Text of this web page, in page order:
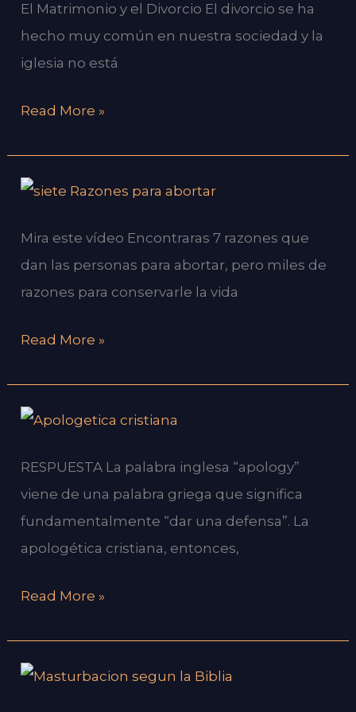
El Matrimonio y el Divorcio El divorcio se ha
hecho muy común en nuestra sociedad y la
iglesia no está
Y
EL
DIVORCIO.
Read More »
Mira este vídeo Encontraras 7 razones que
dan las personas para abortar, pero miles de
razones para conservarle la vida
7
Para
abortar
Read More »
RESPUESTA La palabra inglesa “apology”
viene de una palabra griega que significa
fundamentalmente “dar una defensa”. La
apologética cristiana, entonces,
¿Para
sirve
la
apologética?
Read More »
¿Es